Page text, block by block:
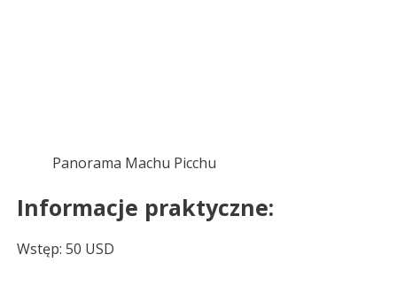
Panorama Machu Picchu
Informacje praktyczne:
Wstęp: 50 USD